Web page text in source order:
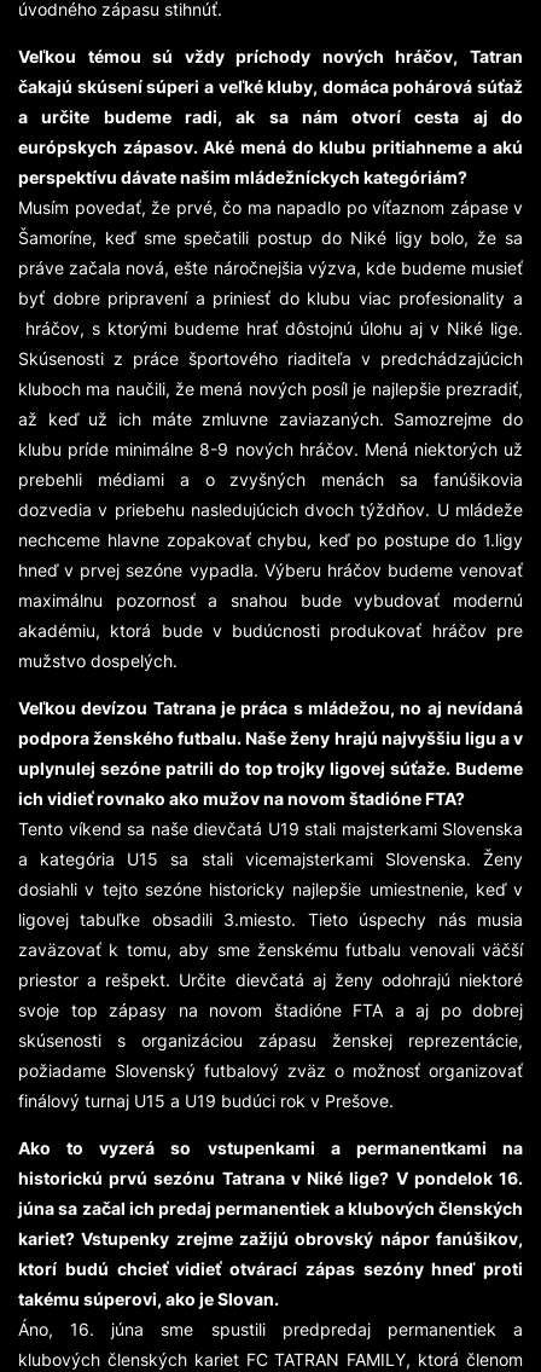
úvodného zápasu stihnúť.
Veľkou témou sú vždy príchody nových hráčov, Tatran
čakajú skúsení súperi a veľké kluby, domáca pohárová súťaž
a určite budeme radi, ak sa nám otvorí cesta aj do
európskych zápasov. Aké mená do klubu pritiahneme a akú
perspektívu dávate našim mládežníckych kategóriám?
Musím povedať, že prvé, čo ma napadlo po víťaznom zápase v
Šamoríne, keď sme spečatili postup do Niké ligy bolo, že sa
práve začala nová, ešte náročnejšia výzva, kde budeme musieť
byť dobre pripravení a priniesť do klubu viac profesionality a
hráčov, s ktorými budeme hrať dôstojnú úlohu aj v Niké lige.
Skúsenosti z práce športového riaditeľa v predchádzajúcich
kluboch ma naučili, že mená nových posíl je najlepšie prezradiť,
až keď už ich máte zmluvne zaviazaných. Samozrejme do
klubu príde minimálne 8-9 nových hráčov. Mená niektorých už
prebehli médiami a o zvyšných menách sa fanúšikovia
dozvedia v priebehu nasledujúcich dvoch týždňov. U mládeže
nechceme hlavne zopakovať chybu, keď po postupe do 1.ligy
hneď v prvej sezóne vypadla. Výberu hráčov budeme venovať
maximálnu pozornosť a snahou bude vybudovať modernú
akadémiu, ktorá bude v budúcnosti produkovať hráčov pre
mužstvo dospelých.
Veľkou devízou Tatrana je práca s mládežou, no aj nevídaná
podpora ženského futbalu. Naše ženy hrajú najvyššiu ligu a v
uplynulej sezóne patrili do top trojky ligovej súťaže. Budeme
ich vidieť rovnako ako mužov na novom štadióne FTA?
Tento víkend sa naše dievčatá U19 stali majsterkami Slovenska
a kategória U15 sa stali vicemajsterkami Slovenska. Ženy
dosiahli v tejto sezóne historicky najlepšie umiestnenie, keď v
ligovej tabuľke obsadili 3.miesto. Tieto úspechy nás musia
zaväzovať k tomu, aby sme ženskému futbalu venovali väčší
priestor a rešpekt. Určite dievčatá aj ženy odohrajú niektoré
svoje top zápasy na novom štadióne FTA a aj po dobrej
skúsenosti s organizáciou zápasu ženskej reprezentácie,
požiadame Slovenský futbalový zväz o možnosť organizovať
finálový turnaj U15 a U19 budúci rok v Prešove.
Ako to vyzerá so vstupenkami a permanentkami na
historickú prvú sezónu Tatrana v Niké lige? V pondelok 16.
júna sa začal ich predaj permanentiek a klubových členských
kariet? Vstupenky zrejme zažijú obrovský nápor fanúšikov,
ktorí budú chcieť vidieť otvárací zápas sezóny hneď proti
takému súperovi, ako je Slovan.
Áno, 16. júna sme spustili predpredaj permanentiek a
klubových členských kariet FC TATRAN FAMILY, ktorá členom